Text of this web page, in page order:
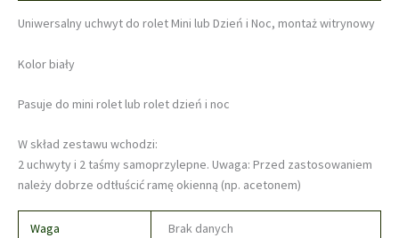
Uniwersalny uchwyt do rolet Mini lub Dzień i Noc, montaż witrynowy
Kolor biały
Pasuje do mini rolet lub rolet dzień i noc
W skład zestawu wchodzi:
2 uchwyty i 2 taśmy samoprzylepne. Uwaga: Przed zastosowaniem
należy dobrze odtłuścić ramę okienną (np. acetonem)
Waga Brak danych